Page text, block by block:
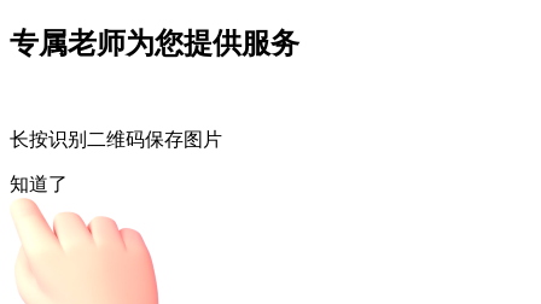
专属老师为您提供服务
长按识别二维码保存图片
知道了